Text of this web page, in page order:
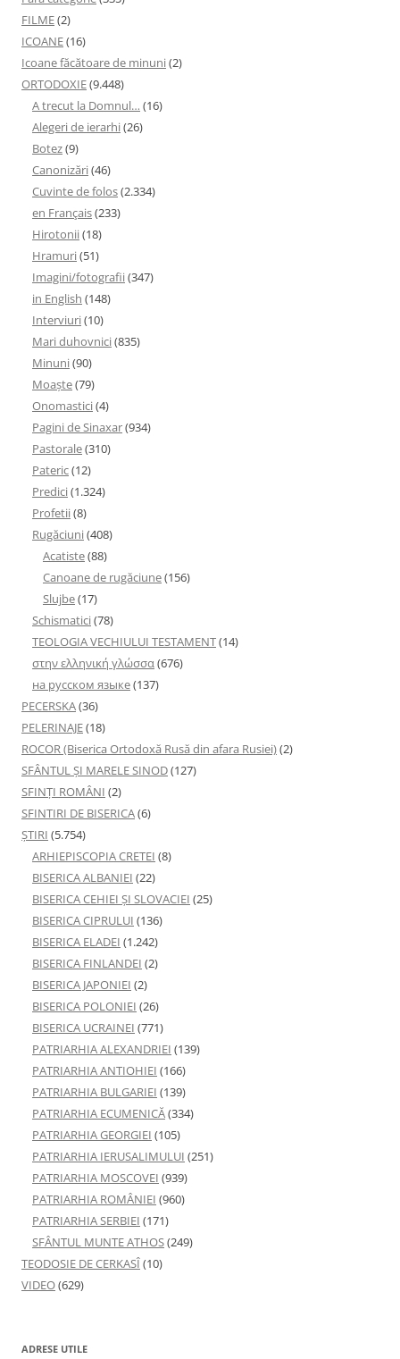
FILME(2)
ICOANE(16)
Icoane făcătoare de minuni(2)
ORTODOXIE(9.448)
A trecut la Domnul… (16)
Alegeri de ierarhi(26)
Botez(9)
Canonizări(46)
Cuvinte de folos(2.334)
en Français(233)
Hirotonii(18)
Hramuri(51)
Imagini/fotografii(347)
in English (148)
Interviuri(10)
Mari duhovnici(835)
Minuni(90)
Moaşte(79)
Onomastici(4)
Pagini de Sinaxar(934)
Pastorale(310)
Pateric(12)
Predici(1.324)
Profetii(8)
Rugăciuni(408)
Acatiste(88)
Canoane de rugăciune(156)
Slujbe(17)
Schismatici(78)
TEOLOGIA VECHIULUI TESTAMENT(14)
στην ελληνική γλώσσα(676)
на русском языке(137)
PECERSKA(36)
PELERINAJE(18)
ROCOR (Biserica Ortodoxă Rusă din afara Rusiei)(2)
SFÂNTUL ȘI MARELE SINOD(127)
SFINȚI ROMÂNI (2)
SFINTIRI DE BISERICA(6)
ŞTIRI (5.754)
ARHIEPISCOPIA CRETEI (8)
BISERICA ALBANIEI (22)
BISERICA CEHIEI ŞI SLOVACIEI (25)
BISERICA CIPRULUI (136)
BISERICA ELADEI (1.242)
BISERICA FINLANDEI (2)
BISERICA JAPONIEI (2)
BISERICA POLONIEI (26)
BISERICA UCRAINEI (771)
PATRIARHIA ALEXANDRIEI (139)
PATRIARHIA ANTIOHIEI (166)
PATRIARHIA BULGARIEI (139)
PATRIARHIA ECUMENICĂ(334)
PATRIARHIA GEORGIEI (105)
PATRIARHIA IERUSALIMULUI (251)
PATRIARHIA MOSCOVEI (939)
PATRIARHIA ROMÂNIEI (960)
PATRIARHIA SERBIEI (171)
SFÂNTUL MUNTE ATHOS(249)
TEODOSIE DE CERKASÎ(10)
VIDEO(629)
ADRESE UTILE